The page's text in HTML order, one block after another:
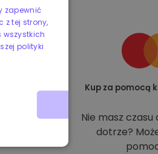
Kup za pomocą
Nie masz
dotrze?
zapewnić
z tej strony,
wszystkich
polityki